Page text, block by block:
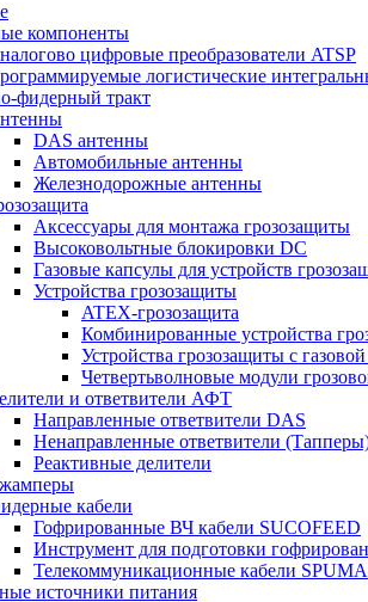
компоненты
цифровые преобразователи ATSP
логистические
фидерный тракт
DAS антенны
Автомобильные антенны
Железнодорожные антенны
Аксессуары для монтажа грозозащиты
Высоковольтные блокировки DC
Газовые капсулы для устройств
Устройства грозозащиты
ATEX-грозозащита
Комбинированные устройства
Устройства грозозащиты с
Четвертьволновые модули
и ответвители АФТ
Направленные ответвители DAS
Ненаправленные ответвители
Реактивные делители
кабели
Гофрированные ВЧ кабели SUCOFEED
Инструмент для подготовки
Телекоммуникационные кабели SPUMA
источники питания